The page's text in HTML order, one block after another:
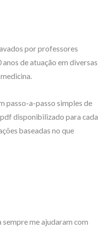
por professores
de atuação em diversas
passo-a-passo simples de
disponibilizado para cada
baseadas no que
sempre me ajudaram com